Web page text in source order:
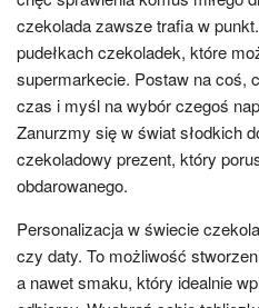
czekolada zawsze trafia w
pudełkach czekoladek, które
supermarkecie. Postaw na coś,
czas i myśl na wybór czegoś
Zanurzmy się w świat słodkich
czekoladowy prezent, który
obdarowanego.
Personalizacja w świecie
czy daty. To możliwość
a nawet smaku, który idealnie